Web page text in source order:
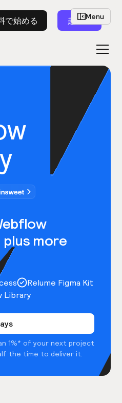
で始める 起動
more
Relume Figma Kit
Library
1%* of your next project
the time to deliver it.
Menu